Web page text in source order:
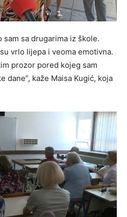
sam sa drugarima iz škole.
vrlo lijepa i veoma emotivna.
prozor pored kojeg sam
dane”, kaže Maisa Kugić, koja